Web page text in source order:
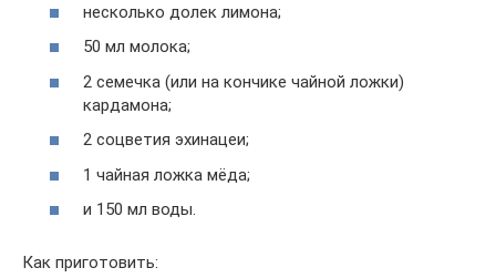
несколько долек лимона;
50 мл молока;
2 семечка (или на кончике чайной ложки)
кардамона;
2 соцветия эхинацеи;
1 чайная ложка мёда;
и 150 мл воды.
Как приготовить: